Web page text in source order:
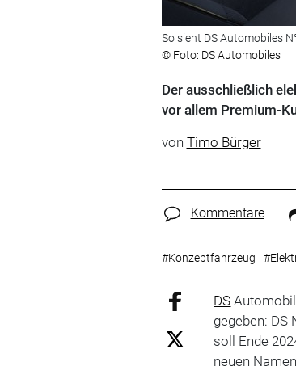
So sieht DS Automobiles
© Foto: DS Automobiles
Der ausschließlich
vor allem Premium-
von Timo Bürger
Kommentare
#Konzeptfahrzeug
DS
gegeben: DS
soll Ende
neuen